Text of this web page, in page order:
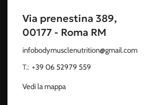
Via prenestina 389,
00177 - Roma RM
infobodymusclenutrition@gmail.com
T.: +39 06 52979 559
Vedi la mappa